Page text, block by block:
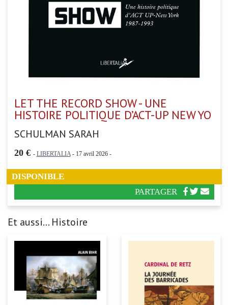
LET THE RECORD SHOW - UNE
HISTOIRE POLITIQUE D’ACT-UP NEW YO
SCHULMAN SARAH
20 € - LIBERTALIA- 17 avril 2026 -
DISPONIBLE
PARTAGER
Et aussi... Histoire